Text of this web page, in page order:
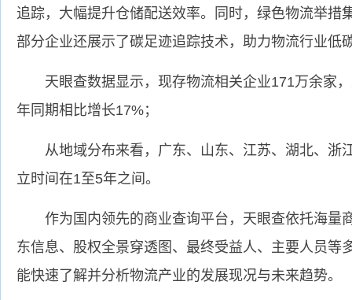
追踪，大幅提升仓储配送效率。同时，绿色物流举
部分企业还展示了碳足迹追踪技术，助力物流行业低
天眼查数据显示，现存物流相关企业171万余家
年同期相比增长17%；
从地域分布来看，广东、山东、江苏、湖北、浙
立时间在1至5年之间。
作为国内领先的商业查询平台，天眼查依托海量
东信息、股权全景穿透图、最终受益人、主要人员
能快速了解并分析物流产业的发展现况与未来趋势。